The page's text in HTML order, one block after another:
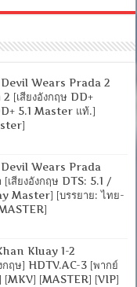
Wears Prada 2
[เสียงอังกฤษ DD+
5.1 Master แท้.]
Wears Prada
เสียงอังกฤษ DTS: 5.1 /
Master] [บรรยาย: ไทย-
Kluay 1-2
ฤษ] HDTV.AC-3 [พากย์
[MKV] [MASTER] [VIP]